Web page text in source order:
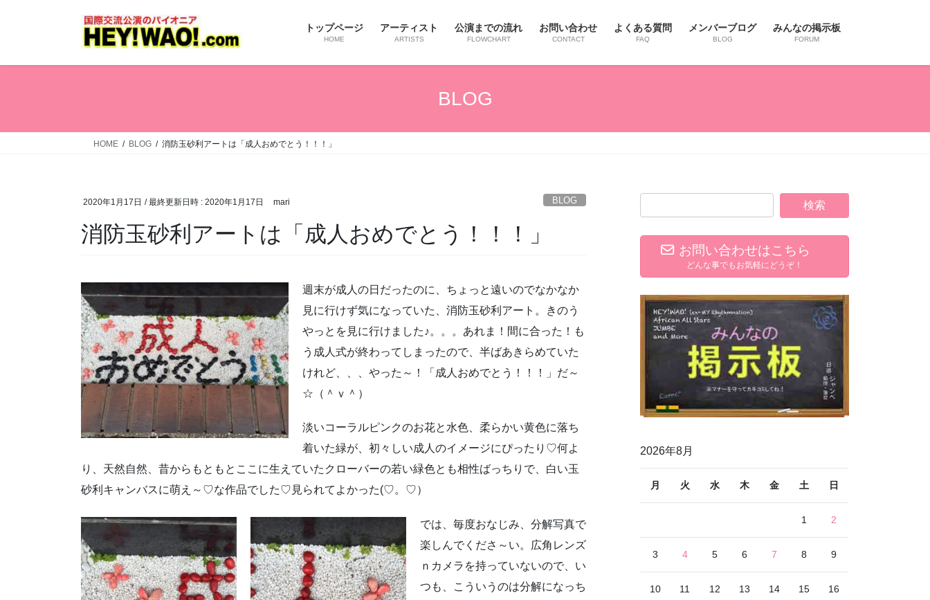
トップページ
HOME
アーティスト
ARTISTS
公演までの流れ
FLOWCHART
お問い合わせ
CONTACT
よくある質問
FAQ
メンバーブログ
BLOG
みんなの掲示板
FORUM
BLOG
HOME BLOG 消防玉砂利アートは「成人おめでとう！！！」
2020年1月17日 / 最終更新日時 : 2020年1月17日 mari BLOG
消防玉砂利アートは「成人おめでとう！！！」
週末が成人の日だったのに、ちょっと遠いのでなかなか
見に行けず気になっていた、消防玉砂利アート。きのう
やっとを見に行けました♪。。。あれま！間に合った！も
う成人式が終わってしまったので、半ばあきらめていた
けれど、、、やった～！「成人おめでとう！！！」だ～
☆（＾ｖ＾）
淡いコーラルピンクのお花と水色、柔らかい黄色に落ち
着いた緑が、初々しい成人のイメージにぴったり♡何よ
り、天然自然、昔からもともとここに生えていたクローバーの若い緑色とも相性ばっちりで、白い玉
砂利キャンバスに萌え～♡な作品でした♡見られてよかった(♡。♡）
では、毎度おなじみ、分解写真で
楽しんでくださ～い。広角レンズ
ｎカメラを持っていないので、い
つも、こういうのは分解になっち
お問い合わせはこちら
どんな事でもお気軽にどうぞ！
2026年8月
月 火 水 木 金 土 日
1 2
3 4 5 6 7 8 9
10 11 12 13 14 15 16